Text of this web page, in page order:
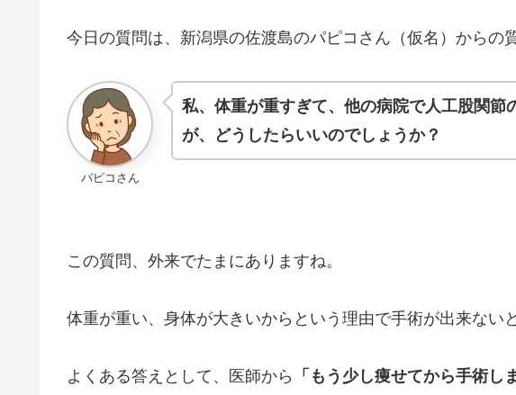
今日の質問は、新潟県の佐渡島のパピコさん（仮名）からの
パピコさん
私、体重が重すぎて、他の病院で人工股関節
が、どうしたらいいのでしょうか？
この質問、外来でたまにありますね。
体重が重い、身体が大きいからという理由で手術が出来ない
よくある答えとして、医師から 「もう少し痩せてから手術し